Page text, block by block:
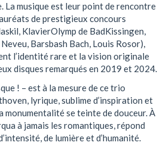
La musique est leur point de rencontre
de prestigieux concours
KlavierOlymp de BadKissingen,
Barsbash Bach, Louis Rosor),
l’identité rare et la vision originale
disques remarqués en 2019 et 2024.
! – est à la mesure de ce trio
lyrique, sublime d’inspiration et
monumentalité se teinte de douceur. À
à jamais les romantiques, répond
de lumière et d’humanité.